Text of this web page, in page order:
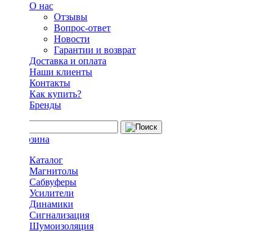
О нас
Отзывы
Вопрос-ответ
Новости
Гарантии и возврат
Доставка и оплата
Наши клиенты
Контакты
Как купить?
Бренды
Каталог
Магнитолы
Сабвуферы
Усилители
Динамики
Сигнализация
Шумоизоляция